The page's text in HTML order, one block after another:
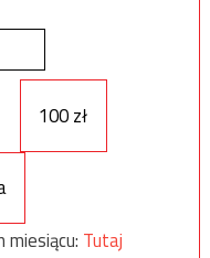
100 zł
Tutaj